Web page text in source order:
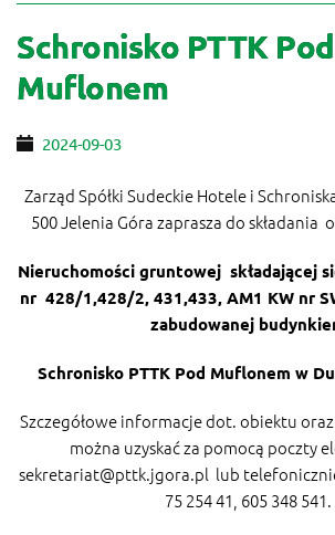
Schronisko PTTK Pod
Muflonem
2024-09-03
Zarząd Spółki Sudeckie Hotele i
500 Jelenia Góra zaprasza do składania
Nieruchomości gruntowej składającej
nr 428/1,428/2, 431,433, AM1 KW nr
zabudowanej
Schronisko PTTK Pod Muflonem w
Szczegółowe informacje dot. obiektu
można uzyskać za pomocą poczty
sekretariat@pttk.jgora.pl lub
75 254 41, 605 348 541.